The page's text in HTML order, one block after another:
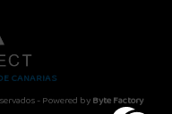
CANARIAS
- Powered byByte Factory